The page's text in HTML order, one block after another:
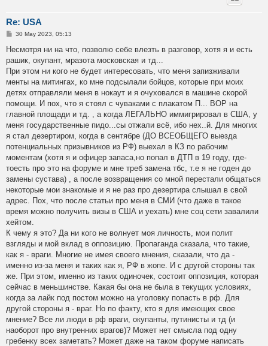
Re: USA
P
s
30 May 2023, 05:13
Несмотря ни на что, позволю себе влезть в разговор, хотя я и есть
рашик, окупант, мразота московская и тд...
При этом ни кого не будет интересовать, что меня запизживали
менты на митингах, ко мне подсылали бойцов, которые при моих
детях отправляли меня в нокаут и я очуховался в машине скорой
помощи. И пох, что я стоял с чуваками с плакатом П... ВОР на
главной площади и тд. , а когда ЛЕГАЛЬНО иммигрировал в США, у
меня государственные пидо...сы отжали всё, ибо нех..й. Для многих
я стал дезертиром, когда в сентябре (ДО ВСЕОБЩЕГО выезда
потенциальных призывников из РФ) выехал в КЗ по рабочим
моментам (хотя я и офицер запаса,но попал в ДТП в 19 году, где-
тоесть про это на форуме и мне треб замена тбс, т.е я не годен до
замены сустава) , а после возвращения со мной перестали общаться
некоторые мои знакомые и я не раз про дезертира слышал в свой
адрес. Пох, что после статьи про меня в СМИ (что даже в такое
время можно получить визы в США и уехать) мне соц сети завалили
хейтом.
К чему я это? Да ни кого не волнует моя личность, мои полит
взгляды и мой вклад в оппозицию. Пропаганда сказала, что такие,
как я - враги. Многие не имея своего мнения, сказали, что да -
именно из-за меня и таких как я, РФ в жопе. И с другой стороны так
же. При этом, именно из таких одиночек, состоит оппозиция, которая
сейчас в меньшинстве. Какая бы она не была в текущих условиях,
когда за лайк под постом можно на уголовку попасть в рф. Для
другой стороны я - враг. Но по факту, кто я для имеющих свое
мнение? Все ли люди в рф враги, окупанты, путинисты и тд (и
наоборот про внутренних врагов)? Может нет смысла под одну
гребенку всех заметать? Может даже на таком форуме написать